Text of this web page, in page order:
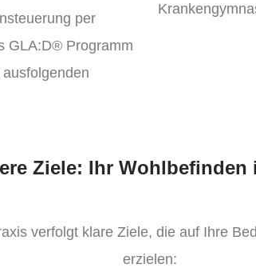
per
GLA:D® Programm
Ziele: Ihr Wohlbefinden
verfolgt klare Ziele, die auf Ihre
erzielen: